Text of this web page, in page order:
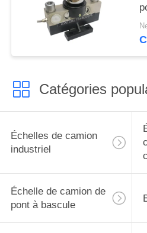
Catégories
Échelles de camion
industriel
Échelle de camion de
pont à bascule